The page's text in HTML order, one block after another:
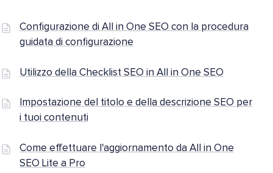
Configurazione di All in One SEO con la procedura
guidata di configurazione
Utilizzo della Checklist SEO in All in One SEO
Impostazione del titolo e della descrizione SEO per
i tuoi contenuti
Come effettuare l'aggiornamento da All in One
SEO Lite a Pro